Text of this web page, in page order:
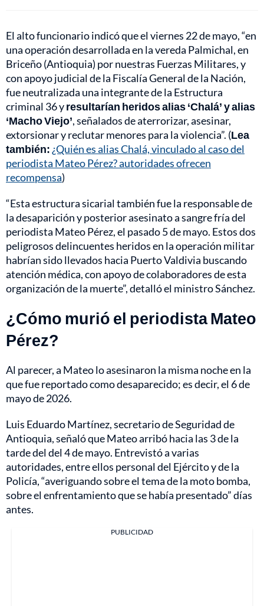
El alto funcionario indicó que el viernes 22 de mayo, “en
una operación desarrollada en la vereda Palmichal, en
Briceño (Antioquia) por nuestras Fuerzas Militares, y
con apoyo judicial de la Fiscalía General de la Nación,
fue neutralizada una integrante de la Estructura
criminal 36 yresultarían heridos alias ‘Chalá’ y alias
‘Macho Viejo’, señalados de aterrorizar, asesinar,
extorsionar y reclutar menores para la violencia”. (Lea
también: ¿Quién es alias Chalá, vinculado al caso del
periodista Mateo Pérez? autoridades ofrecen
recompensa)
“Esta estructura sicarial también fue la responsable de
la desaparición y posterior asesinato a sangre fría del
periodista Mateo Pérez, el pasado 5 de mayo. Estos dos
peligrosos delincuentes heridos en la operación militar
habrían sido llevados hacia Puerto Valdivia buscando
atención médica, con apoyo de colaboradores de esta
organización de la muerte”, detalló el ministro Sánchez.
¿Cómo murió el periodista Mateo
Pérez?
Al parecer, a Mateo lo asesinaron la misma noche en la
que fue reportado como desaparecido; es decir, el 6 de
mayo de 2026.
Luis Eduardo Martínez, secretario de Seguridad de
Antioquia, señaló que Mateo arribó hacia las 3 de la
tarde del del 4 de mayo. Entrevistó a varias
autoridades, entre ellos personal del Ejército y de la
Policía, “averiguando sobre el tema de la moto bomba,
sobre el enfrentamiento que se había presentado” días
antes.
PUBLICIDAD